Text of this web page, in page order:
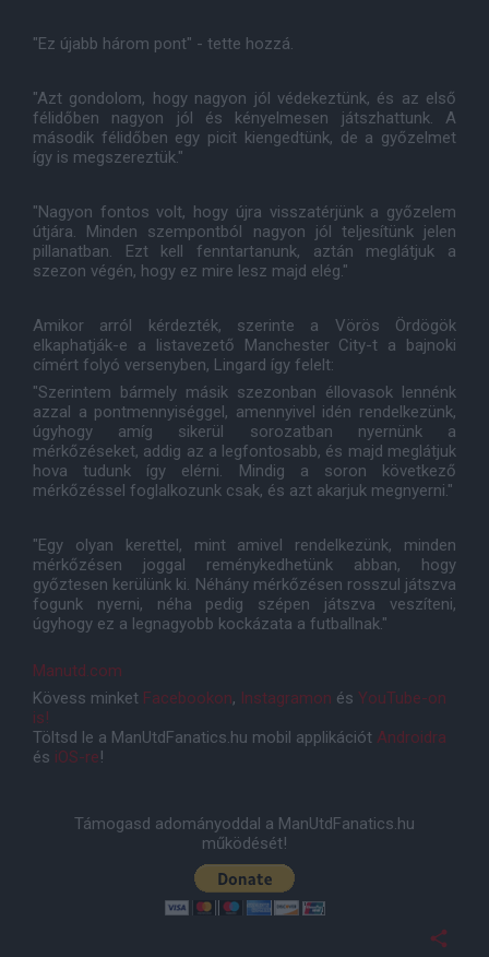
"Ez újabb három pont" - tette hozzá.
"Azt gondolom, hogy nagyon jól védekeztünk, és az első
félidőben nagyon jól és kényelmesen játszhattunk. A
második félidőben egy picit kiengedtünk, de a győzelmet
így is megszereztük."
"Nagyon fontos volt, hogy újra visszatérjünk a győzelem
útjára. Minden szempontból nagyon jól teljesítünk jelen
pillanatban. Ezt kell fenntartanunk, aztán meglátjuk a
szezon végén, hogy ez mire lesz majd elég."
Amikor arról kérdezték, szerinte a Vörös Ördögök
elkaphatják-e a listavezető Manchester City-t a bajnoki
címért folyó versenyben, Lingard így felelt:
"Szerintem bármely másik szezonban éllovasok lennénk
azzal a pontmennyiséggel, amennyivel idén rendelkezünk,
úgyhogy amíg sikerül sorozatban nyernünk a
mérkőzéseket, addig az a legfontosabb, és majd meglátjuk
hova tudunk így elérni. Mindig a soron következő
mérkőzéssel foglalkozunk csak, és azt akarjuk megnyerni."
"Egy olyan kerettel, mint amivel rendelkezünk, minden
mérkőzésen joggal reménykedhetünk abban, hogy
győztesen kerülünk ki. Néhány mérkőzésen rosszul játszva
fogunk nyerni, néha pedig szépen játszva veszíteni,
úgyhogy ez a legnagyobb kockázata a futballnak."
Manutd.com
Kövess minket Facebookon, Instagramon és YouTube-on
is!
Töltsd le a ManUtdFanatics.hu mobil applikációt Androidra
és iOS-re!
Támogasd adományoddal a ManUtdFanatics.hu
működését!